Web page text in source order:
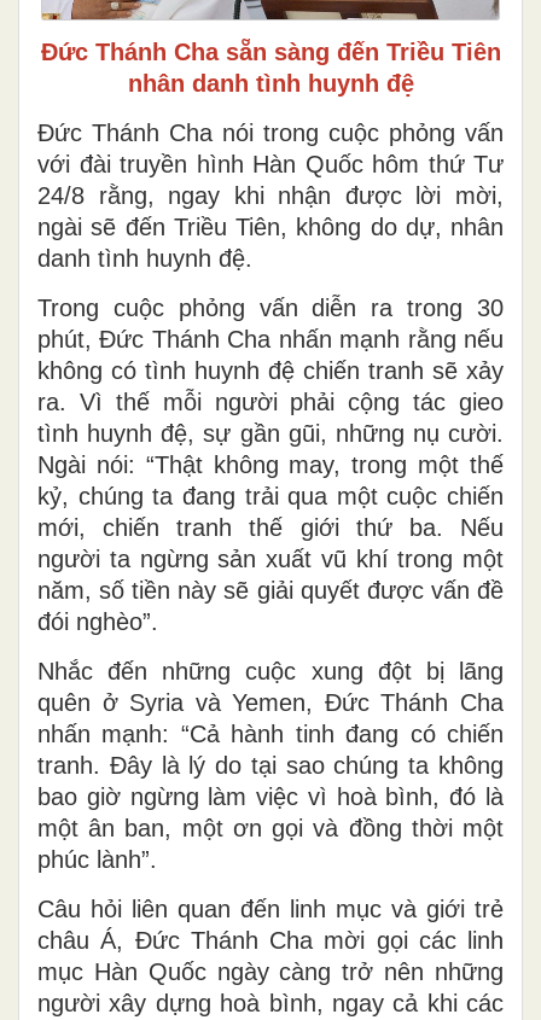
Đức Thánh Cha sẵn sàng đến Triều Tiên
nhân danh tình huynh đệ
Đức Thánh Cha nói trong cuộc phỏng vấn
với đài truyền hình Hàn Quốc hôm thứ Tư
24/8 rằng, ngay khi nhận được lời mời,
ngài sẽ đến Triều Tiên, không do dự, nhân
danh tình huynh đệ.
Trong cuộc phỏng vấn diễn ra trong 30
phút, Đức Thánh Cha nhấn mạnh rằng nếu
không có tình huynh đệ chiến tranh sẽ xảy
ra. Vì thế mỗi người phải cộng tác gieo
tình huynh đệ, sự gần gũi, những nụ cười.
Ngài nói: “Thật không may, trong một thế
kỷ, chúng ta đang trải qua một cuộc chiến
mới, chiến tranh thế giới thứ ba. Nếu
người ta ngừng sản xuất vũ khí trong một
năm, số tiền này sẽ giải quyết được vấn đề
đói nghèo”.
Nhắc đến những cuộc xung đột bị lãng
quên ở Syria và Yemen, Đức Thánh Cha
nhấn mạnh: “Cả hành tinh đang có chiến
tranh. Đây là lý do tại sao chúng ta không
bao giờ ngừng làm việc vì hoà bình, đó là
một ân ban, một ơn gọi và đồng thời một
phúc lành”.
Câu hỏi liên quan đến linh mục và giới trẻ
châu Á, Đức Thánh Cha mời gọi các linh
mục Hàn Quốc ngày càng trở nên những
người xây dựng hoà bình, ngay cả khi các